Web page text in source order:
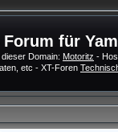
Forum für
Domain: Motoritz -
etc - XT-Foren